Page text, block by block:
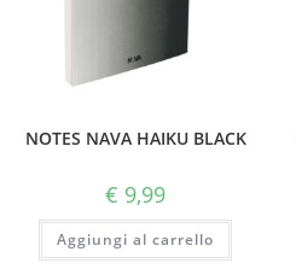
NOTES NAVA HAIKU BLACK
€ 9,99
Aggiungi al carrello